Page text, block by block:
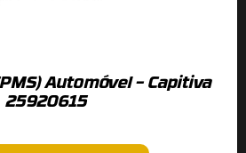
Automóvel – Capitiva
25920615